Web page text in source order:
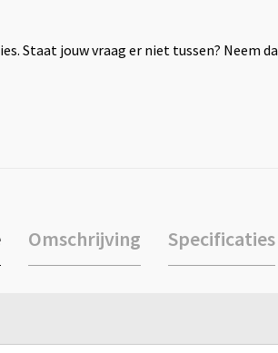
Staat jouw vraag er niet tussen? Neem
Omschrijving Specificaties